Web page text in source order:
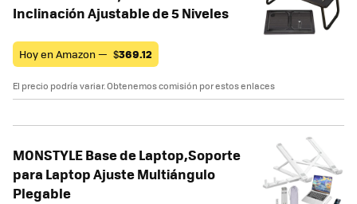
Inclinación Ajustable de 5 Niveles
Hoy en Amazon — $369.12
El precio podría variar. Obtenemos comisión por estos enlaces
MONSTYLE Base de Laptop,Soporte
para Laptop Ajuste Multiángulo
Plegable